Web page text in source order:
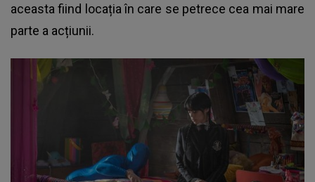
aceasta fiind locația în care se petrece cea mai mare
parte a acțiunii.